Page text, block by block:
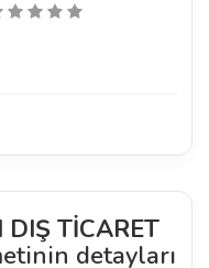
TİCARET
detayları